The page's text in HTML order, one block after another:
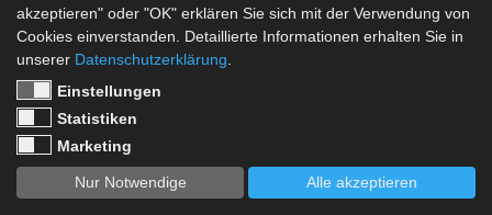
akzeptieren" oder "OK" erklären Sie sich mit der Verwendung von
Cookies einverstanden. Detaillierte Informationen erhalten Sie in
unserer Datenschutzerklärung
Einstellungen
Statistiken
Marketing
Nur Notwendige Alle akzeptieren